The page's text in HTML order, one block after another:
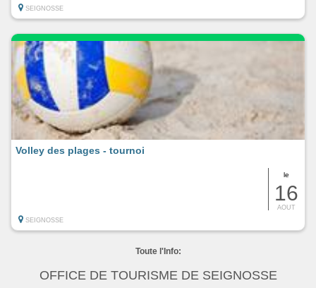
SEIGNOSSE
le
16
AOUT
Volley des plages - tournoi
SEIGNOSSE
Toute l'Info:
OFFICE DE TOURISME DE SEIGNOSSE